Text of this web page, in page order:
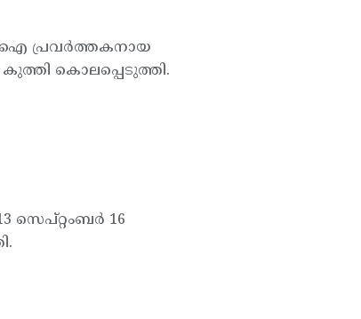
പ്രവര്‍ത്തകനായ
കൊലപ്പെടുത്തി.
സെപ്റ്റംബര്‍ 16